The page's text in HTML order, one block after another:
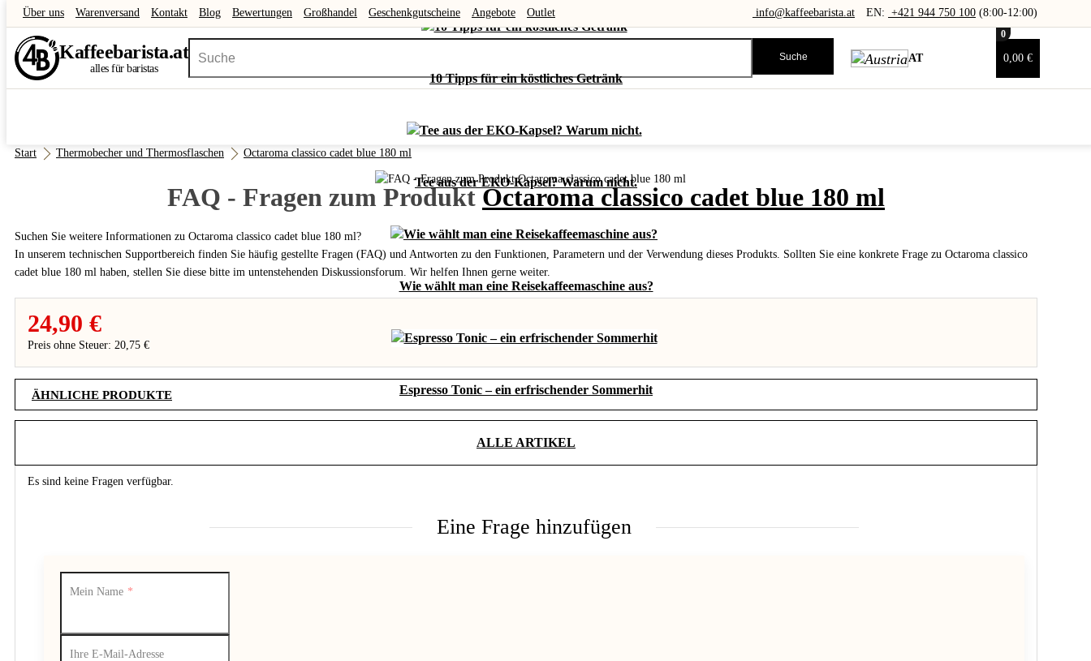
Über uns Warenversand Kontakt Blog Bewertungen Großhandel Geschenkgutscheine Angebote Outlet info@kaffeebarista.at EN: +421 944 750 100 (8:00-12:00)
Kaffeebarista.at
alles für baristas
Suche AT
0
0,00 €
10 Tipps für ein köstliches Getränk
Tee aus der EKO-Kapsel? Warum nicht.
Wie wählt man eine Reisekaffeemaschine aus?
Espresso Tonic – ein erfrischender Sommerhit
ALLE ARTIKEL
Start Thermobecher und Thermosflaschen Octaroma classico cadet blue 180 ml
FAQ - Fragen zum ProduktOctaroma classico cadet blue 180 ml
Suchen Sie weitere Informationen zu Octaroma classico cadet blue 180 ml?
In unserem technischen Supportbereich finden Sie häufig gestellte Fragen (FAQ) und Antworten zu den Funktionen, Parametern und der Verwendung dieses Produkts. Sollten Sie eine konkrete Frage zu Octaroma classico
cadet blue 180 ml haben, stellen Sie diese bitte im untenstehenden Diskussionsforum. Wir helfen Ihnen gerne weiter.
24,90 €
Preis ohne Steuer: 20,75 €
ÄHNLICHE PRODUKTE
Es sind keine Fragen verfügbar.
Eine Frage hinzufügen
Mein Name
Ihre E-Mail-Adresse